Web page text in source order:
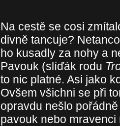
Na cestě se cosi
divně tancuje?
ho kusadly za nohy a
Pavouk (slíďák rodu
to nic platné. Asi jako
Ovšem všichni se při
opravdu nešlo
pavouk nebo